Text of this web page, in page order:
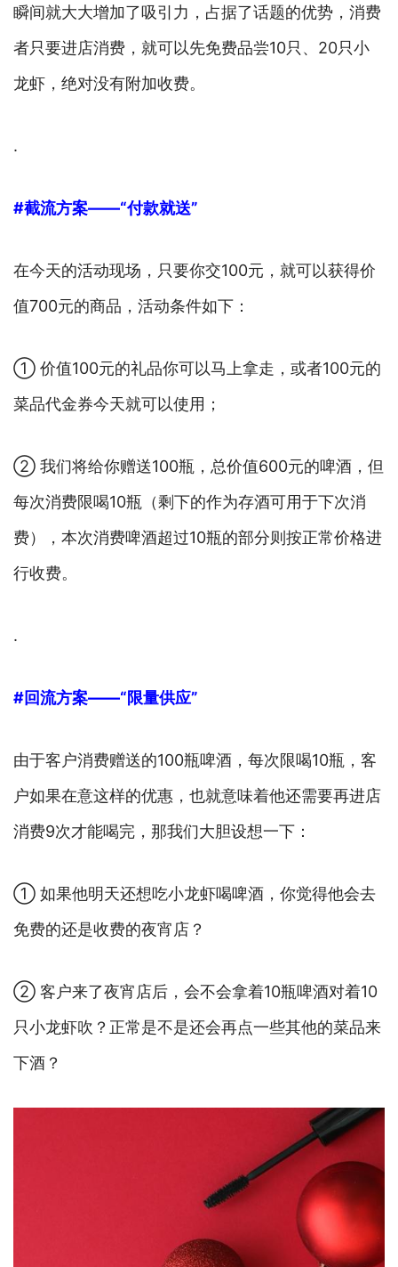
瞬间就大大增加了吸引力，占据了话题的优势，消费
者只要进店消费，就可以先免费品尝10只、20只小
龙虾，绝对没有附加收费。
.
#截流方案——“付款就送”
在今天的活动现场，只要你交100元，就可以获得价
值700元的商品，活动条件如下：
① 价值100元的礼品你可以马上拿走，或者100元的
菜品代金券今天就可以使用；
② 我们将给你赠送100瓶，总价值600元的啤酒，但
每次消费限喝10瓶（剩下的作为存酒可用于下次消
费），本次消费啤酒超过10瓶的部分则按正常价格进
行收费。
.
#回流方案——“限量供应”
由于客户消费赠送的100瓶啤酒，每次限喝10瓶，客
户如果在意这样的优惠，也就意味着他还需要再进店
消费9次才能喝完，那我们大胆设想一下：
① 如果他明天还想吃小龙虾喝啤酒，你觉得他会去
免费的还是收费的夜宵店？
② 客户来了夜宵店后，会不会拿着10瓶啤酒对着10
只小龙虾吹？正常是不是还会再点一些其他的菜品来
下酒？